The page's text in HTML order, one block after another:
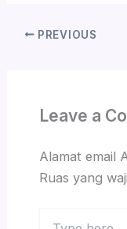
PREVIOUS
Leave a
Alamat email
Ruas yang